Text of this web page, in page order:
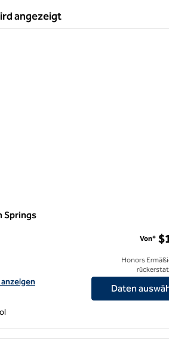
angezeigt
angezeigt
Springs
Hilton Palm Springs anzeigen
Von*
Honors
Daten